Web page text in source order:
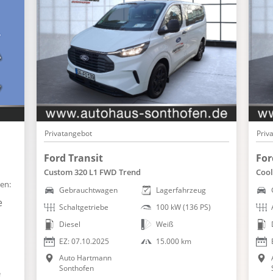
Privatangebot
Ford Transit
Custom 320 L1 FWD Trend
Gebrauchtwagen
Schaltgetriebe
Diesel
EZ: 07.10.2025
Auto Hartmann
Sonthofen
Lagerfahrzeug
100 kW (136 PS)
Weiß
15.000 km